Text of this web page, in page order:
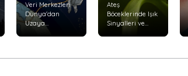
Veri Merkezleri
Dünya'dan
Uzaya
Ateş
Böceklerinde Işık
Sinyalleri ve